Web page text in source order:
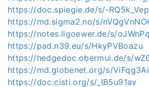
https://doc.spiegie.de/s/-RQ5k_Vep
https://md.sigma2.no/s/
https://notes.llgoewer.de/s/
https://pad.n39.eu/s/HkyPVBoazu
https://hedgedoc.obermui.de/s/
https://md.globenet.org/s/
https://doc.cisti.org/s/_IB5u91av